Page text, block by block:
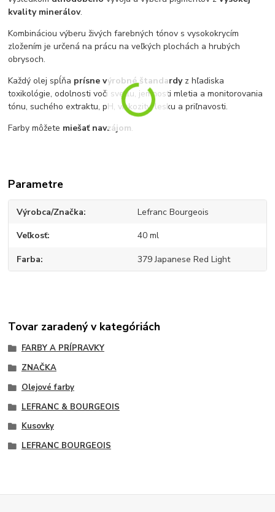
kvality minerálov.
Kombináciou výberu živých farebných tónov s vysokokrycím
zložením je určená na prácu na veľkých plochách a hrubých
obrysoch.
Každý olej spĺňa prísne výrobné štandardyz hľadiska
toxikológie, odolnosti voči svetlu, jemnosti mletia a monitorovania
tónu, suchého extraktu, pH, viskozity, lesku a priľnavosti.
Farby môžete miešať navzájom.
Parametre
Výrobca/Značka Lefranc Bourgeois
Veľkosť 40 ml
Farba 379 Japanese Red Light
Tovar zaradený v kategóriách
FARBY A PRÍPRAVKY
ZNAČKA
Olejové farby
LEFRANC & BOURGEOIS
Kusovky
LEFRANC BOURGEOIS